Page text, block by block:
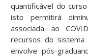
quantificável do
isto permitirá
associada ao
recursos do
envolve pós-